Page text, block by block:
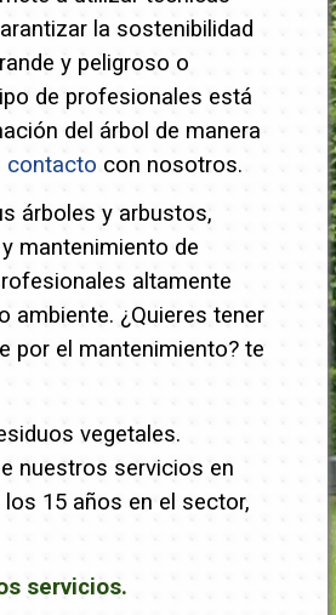
la sostenibilidad
y peligroso o
de profesionales está
del árbol de manera
contacto con nosotros.
árboles y arbustos,
mantenimiento de
altamente
ambiente. ¿Quieres tener
por el mantenimiento? te
vegetales.
nuestros servicios en
15 años en el sector,
servicios.